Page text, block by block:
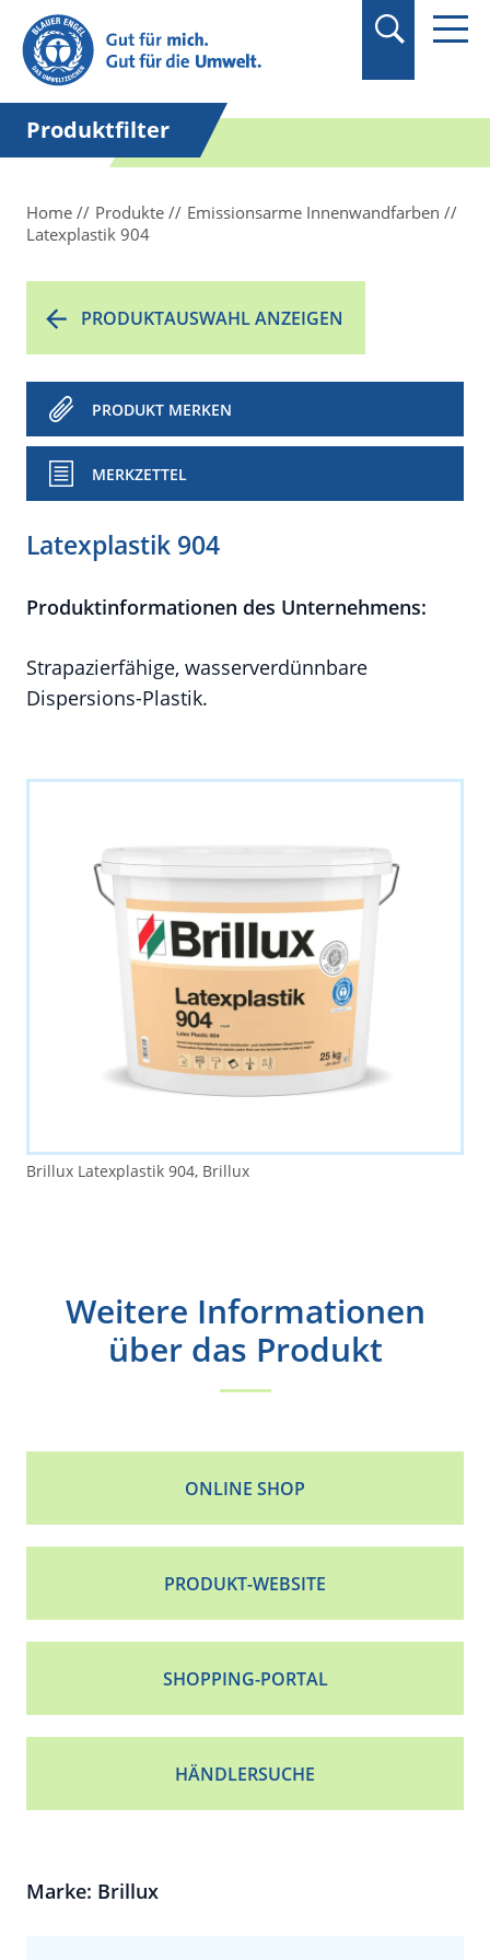
Suchbegriff in
Anführungszeichen
setzen.
Produktfilter
Home Produkte
Emissionsarme Innenwandfarben
Latexplastik 904
PRODUKTAUSWAHL ANZEIGEN
PRODUKT MERKEN
MERKZETTEL
Latexplastik 904
Produktinformationen des Unternehmens:
Strapazierfähige, wasserverdünnbare
Dispersions-Plastik.
Brillux Latexplastik 904, Brillux
Weitere Informationen
über das Produkt
ONLINE SHOP
PRODUKT-WEBSITE
SHOPPING-PORTAL
HÄNDLERSUCHE
Marke: Brillux